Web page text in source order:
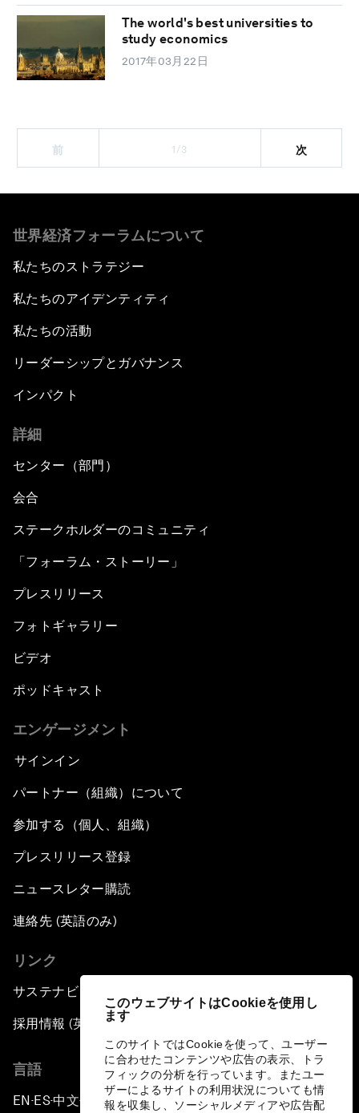
このウェブサイトはCookieを使用し
ます
このサイトではCookieを使って、ユーザー
に合わせたコンテンツや広告の表示、トラ
フィックの分析を行っています。またユー
ザーによるサイトの利用状況についても情
報を収集し、ソーシャルメディアや広告配
The world's best universities to
study economics
2017年03月22日
前 1/3 次
世界経済フォーラムについて
私たちのストラテジー
私たちのアイデンティティ
私たちの活動
リーダーシップとガバナンス
インパクト
詳細
センター（部門）
会合
ステークホルダーのコミュニティ
「フォーラム・ストーリー」
プレスリリース
フォトギャラリー
ビデオ
ポッドキャスト
エンゲージメント
サインイン
パートナー（組織）について
参加する（個人、組織）
プレスリリース登録
ニュースレター購読
連絡先 (英語のみ)
リンク
サステナビリティへの取り組み
採用情報 (英語のみ)
言語
EN ▪ ES▪中文▪ 日本語